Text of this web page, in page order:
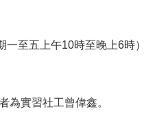
至五上午10時至晚上6時）
為實習社工曾偉鑫。